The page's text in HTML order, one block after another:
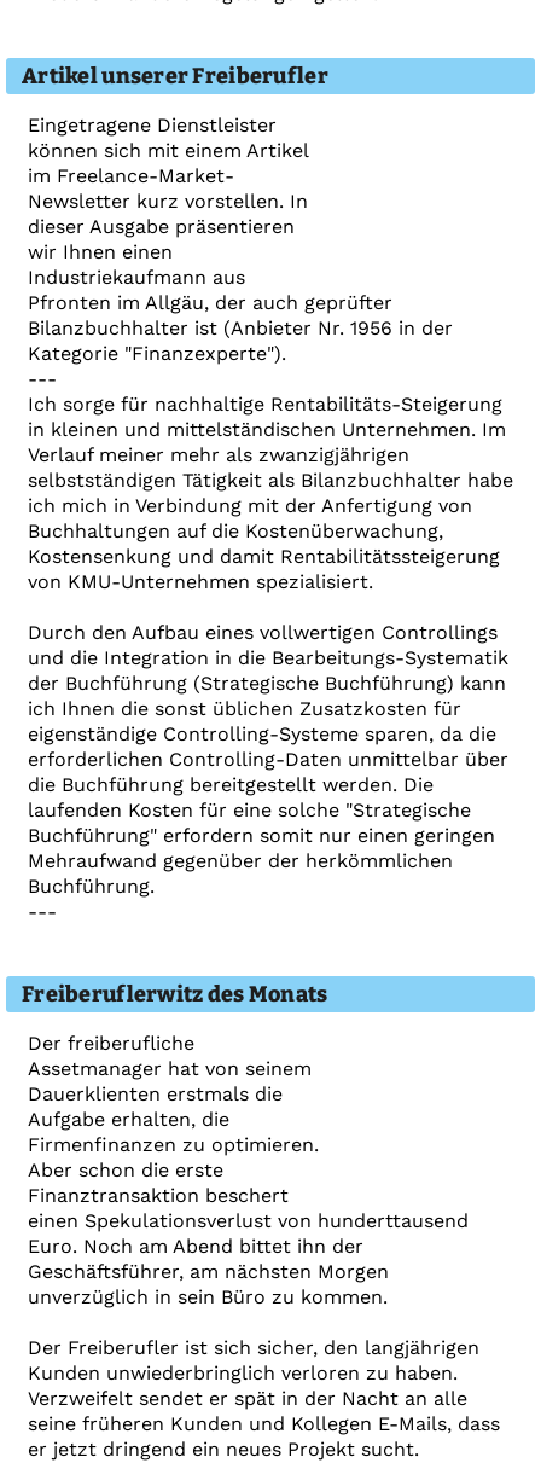
Artikel unserer Freiberufler
Eingetragene Dienstleister
können sich mit einem Artikel
im Freelance-Market-
Newsletter kurz vorstellen. In
dieser Ausgabe präsentieren
wir Ihnen einen
Industriekaufmann aus
Pfronten im Allgäu, der auch geprüfter
Bilanzbuchhalter ist (Anbieter Nr. 1956 in der
Kategorie "Finanzexperte").
---
Ich sorge für nachhaltige Rentabilitäts-Steigerung
in kleinen und mittelständischen Unternehmen. Im
Verlauf meiner mehr als zwanzigjährigen
selbstständigen Tätigkeit als Bilanzbuchhalter habe
ich mich in Verbindung mit der Anfertigung von
Buchhaltungen auf die Kostenüberwachung,
Kostensenkung und damit Rentabilitätssteigerung
von KMU-Unternehmen spezialisiert.
Durch den Aufbau eines vollwertigen Controllings
und die Integration in die Bearbeitungs-Systematik
der Buchführung (Strategische Buchführung) kann
ich Ihnen die sonst üblichen Zusatzkosten für
eigenständige Controlling-Systeme sparen, da die
erforderlichen Controlling-Daten unmittelbar über
die Buchführung bereitgestellt werden. Die
laufenden Kosten für eine solche "Strategische
Buchführung" erfordern somit nur einen geringen
Mehraufwand gegenüber der herkömmlichen
Buchführung.
---
Freiberuflerwitz des Monats
Der freiberufliche
Assetmanager hat von seinem
Dauerklienten erstmals die
Aufgabe erhalten, die
Firmenfinanzen zu optimieren.
Aber schon die erste
Finanztransaktion beschert
einen Spekulationsverlust von hunderttausend
Euro. Noch am Abend bittet ihn der
Geschäftsführer, am nächsten Morgen
unverzüglich in sein Büro zu kommen.
Der Freiberufler ist sich sicher, den langjährigen
Kunden unwiederbringlich verloren zu haben.
Verzweifelt sendet er spät in der Nacht an alle
seine früheren Kunden und Kollegen E-Mails, dass
er jetzt dringend ein neues Projekt sucht.